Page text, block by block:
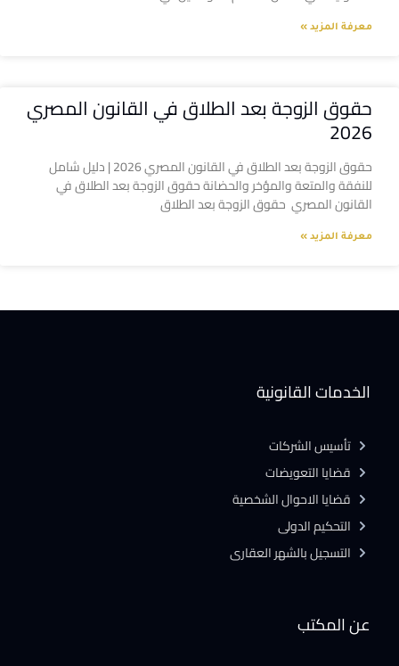
معرفة المزيد »
حقوق الزوجة بعد الطلاق في القانون المصري
2026
حقوق الزوجة بعد الطلاق في القانون المصري 2026 | دليل شامل
للنفقة والمتعة والمؤخر والحضانة حقوق الزوجة بعد الطلاق في
القانون المصري حقوق الزوجة بعد الطلاق
معرفة المزيد »
عن المكتب
الخدمات القانونية
تأسيس الشركات
قضايا التعويضات
قضايا الاحوال الشخصية
التحكيم الدولى
التسجيل بالشهر العقارى